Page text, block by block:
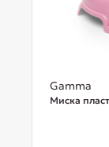
Gamma
Миска